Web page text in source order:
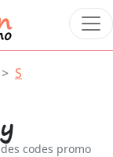
S
codes promo